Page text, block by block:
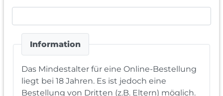
Information
Das Mindestalter für eine Online-Bestellung
liegt bei 18 Jahren. Es ist jedoch eine
Bestellung von Dritten (z.B. Eltern) möglich.